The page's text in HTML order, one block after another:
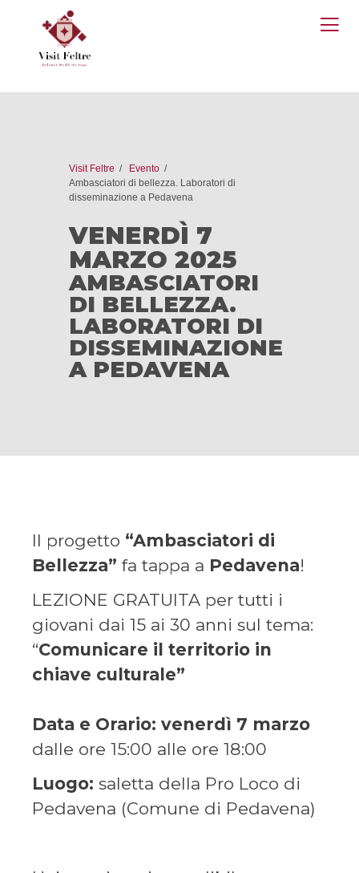
Visit Feltre
Evento
Ambasciatori di bellezza. Laboratori di
disseminazione a Pedavena
VENERDÌ 7
MARZO 2025
AMBASCIATORI
DI BELLEZZA.
LABORATORI DI
DISSEMINAZIONE
A PEDAVENA
Il progetto “Ambasciatori di
Bellezza” fa tappa a Pedavena!
LEZIONE GRATUITA per tutti i
giovani dai 15 ai 30 anni sul tema:
“Comunicare il territorio in
chiave culturale”
Data e Orario: venerdì 7 marzo
dalle ore 15:00 alle ore 18:00
Luogo: saletta della Pro Loco di
Pedavena (Comune di Pedavena)